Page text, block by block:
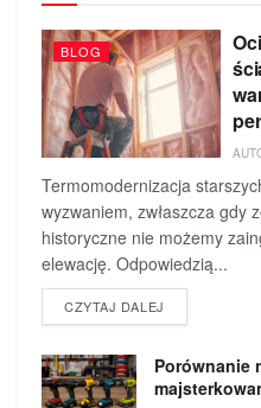
BLOG
Termomodernizacja
wyzwaniem, zwłaszcza gdy
historyczne nie możemy
elewację. Odpowiedzią...
CZYTAJ DALEJ
Porównanie